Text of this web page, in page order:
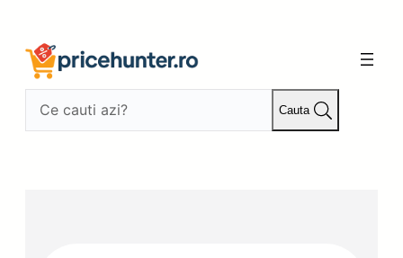
conținut
Cauta